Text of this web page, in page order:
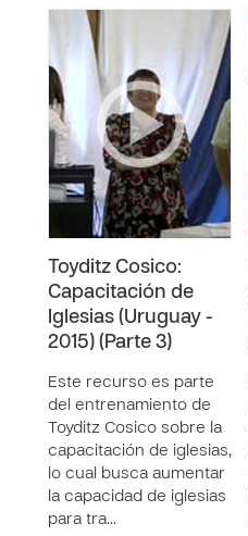
Toyditz Cosico:
Capacitación de
Iglesias (Uruguay -
2015) (Parte 3)
Este recurso es parte
del entrenamiento de
Toyditz Cosico sobre la
capacitación de iglesias,
lo cual busca aumentar
la capacidad de iglesias
para tra…